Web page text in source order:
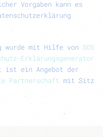
Vorgaben kann es
wurde mit Hilfe von SOS
Erklärungsgenerator
ist ein Angebot der
Partnerschaft mit Sitz